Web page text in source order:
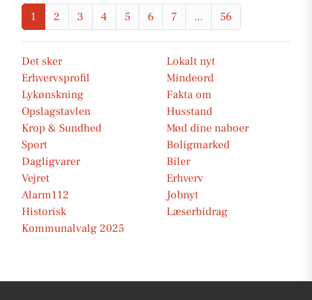
1 2 3 4 5 6 7 ... 56
Det sker
Lokalt nyt
Erhvervsprofil
Mindeord
Lykønskning
Fakta om
Opslagstavlen
Husstand
Krop & Sundhed
Mød dine naboer
Sport
Boligmarked
Dagligvarer
Biler
Vejret
Erhverv
Alarm112
Jobnyt
Historisk
Læserbidrag
Kommunalvalg 2025